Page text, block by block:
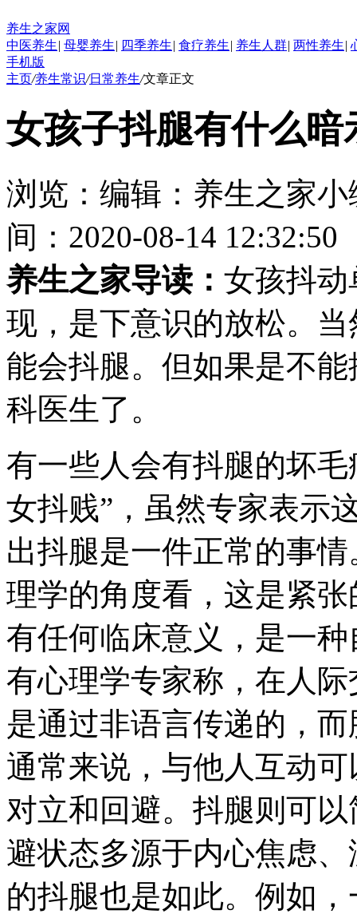
养生之家网
中医养生| 母婴养生| 四季养生| 食疗养生| 养生人群| 两性养生|
手机版
主页/养生常识/日常养生/文章正文
女孩子抖腿有什么
浏览： 编辑： 养生之家小
间：2020-08-14 12:32:50
养生之家导读： 女孩抖
现，是下意识的放松。
能会抖腿。但如果是不
科医生了。
有一些人会有抖腿的坏
女抖贱”，虽然专家表示
出抖腿是一件正常的事
理学的角度看，这是紧
有任何临床意义，是一
有心理学专家称，在人
是通过非语言传递的，
通常来说，与他人互动
对立和回避。抖腿则可
避状态多源于内心焦虑
的抖腿也是如此。例如